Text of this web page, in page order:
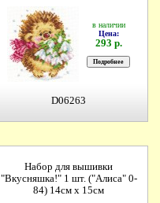
в наличии
Цена:
293 р.
D06263
Набор для вышивки
"Вкусняшка!" 1 шт. ("Алиса" 0-
84) 14см х 15см